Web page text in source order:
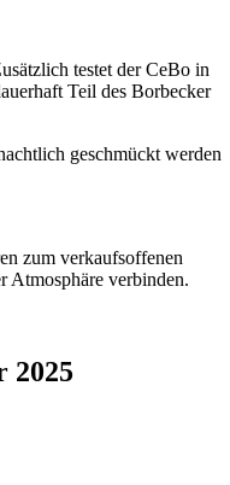
testet der CeBo in
Teil des Borbecker
geschmückt werden
zum verkaufsoffenen
Atmosphäre verbinden.
2025